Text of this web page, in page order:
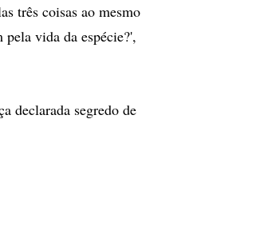
três coisas ao mesmo
vida da espécie?',
declarada segredo de